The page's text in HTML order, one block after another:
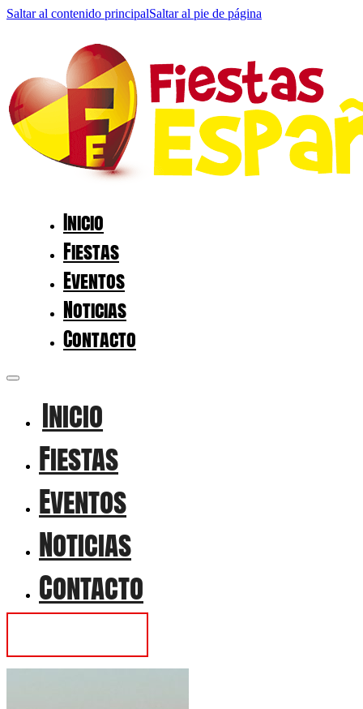
Saltar al contenido principalSaltar al pie de página
Inicio
Fiestas
Eventos
Noticias
Contacto
Inicio
Fiestas
Eventos
Noticias
Contacto